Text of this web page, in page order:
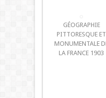
GÉOGRAPHIE
PITTORESQUE ET
MONUMENTALE
LA FRANCE 1903